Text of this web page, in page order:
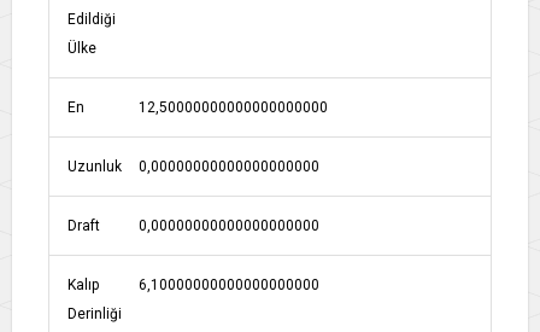
Edildiği
Ülke
En 12,50000000000000000000
Uzunluk 0,00000000000000000000
Draft 0,00000000000000000000
Kalıp
Derinliği
6,10000000000000000000